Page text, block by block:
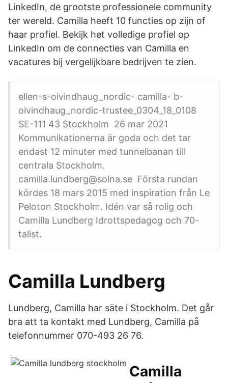
LinkedIn, de grootste professionele community
ter wereld. Camilla heeft 10 functies op zijn of
haar profiel. Bekijk het volledige profiel op
LinkedIn om de connecties van Camilla en
vacatures bij vergelijkbare bedrijven te zien.
ellen-s-oivindhaug_nordic- camilla- b-
oivindhaug_nordic-trustee_0304_18_0108
SE-111 43 Stockholm 26 mar 2021
Kommunikationerna är goda och det tar
endast 12 minuter med tunnelbanan till
centrala Stockholm.
camilla.lundberg@solna.se Första rundan
kördes 18 mars 2015 med inspiration från Le
Peloton Stockholm. Idén var så rolig och
Camilla Lundberg Idrottspedagog och 70-
talist.
Camilla Lundberg
Lundberg, Camilla har säte i Stockholm. Det går
bra att ta kontakt med Lundberg, Camilla på
telefonnummer 070-493 26 76.
Camilla